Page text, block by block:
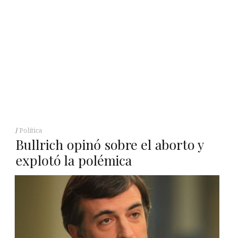
Política
Bullrich opinó sobre el aborto y
explotó la polémica